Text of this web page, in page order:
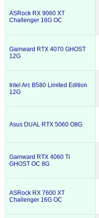
ASRock RX 9060 XT
Challenger 16G OC
Gainward RTX 4070 GHOST
12G
Intel Arc B580 Limited Edition
12G
Asus DUAL RTX 5060 O8G
Gainward RTX 4060 Ti
GHOST OC 8G
ASRock RX 7600 XT
Challenger 16G OC